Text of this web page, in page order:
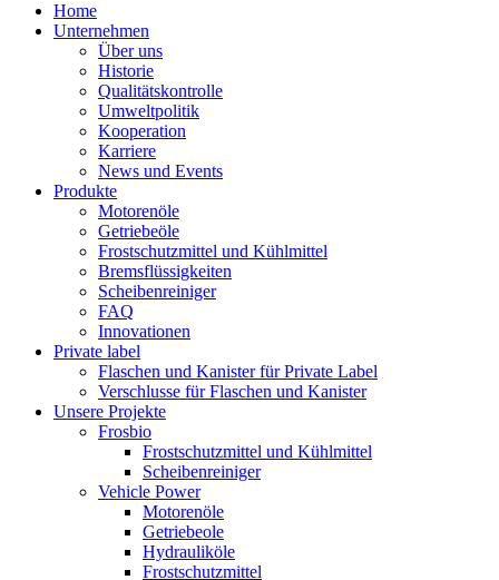
Home
Unternehmen
Über uns
Historie
Qualitätskontrolle
Umweltpolitik
Kooperation
Karriere
News und Events
Produkte
Motorenöle
Getriebeöle
Frostschutzmittel und Kühlmittel
Bremsflüssigkeiten
Scheibenreiniger
FAQ
Innovationen
Private label
Flaschen und Kanister für Private Label
Verschlusse für Flaschen und Kanister
Unsere Projekte
Frosbio
Frostschutzmittel und Kühlmittel
Scheibenreiniger
Vehicle Power
Motorenöle
Getriebeole
Hydrauliköle
Frostschutzmittel